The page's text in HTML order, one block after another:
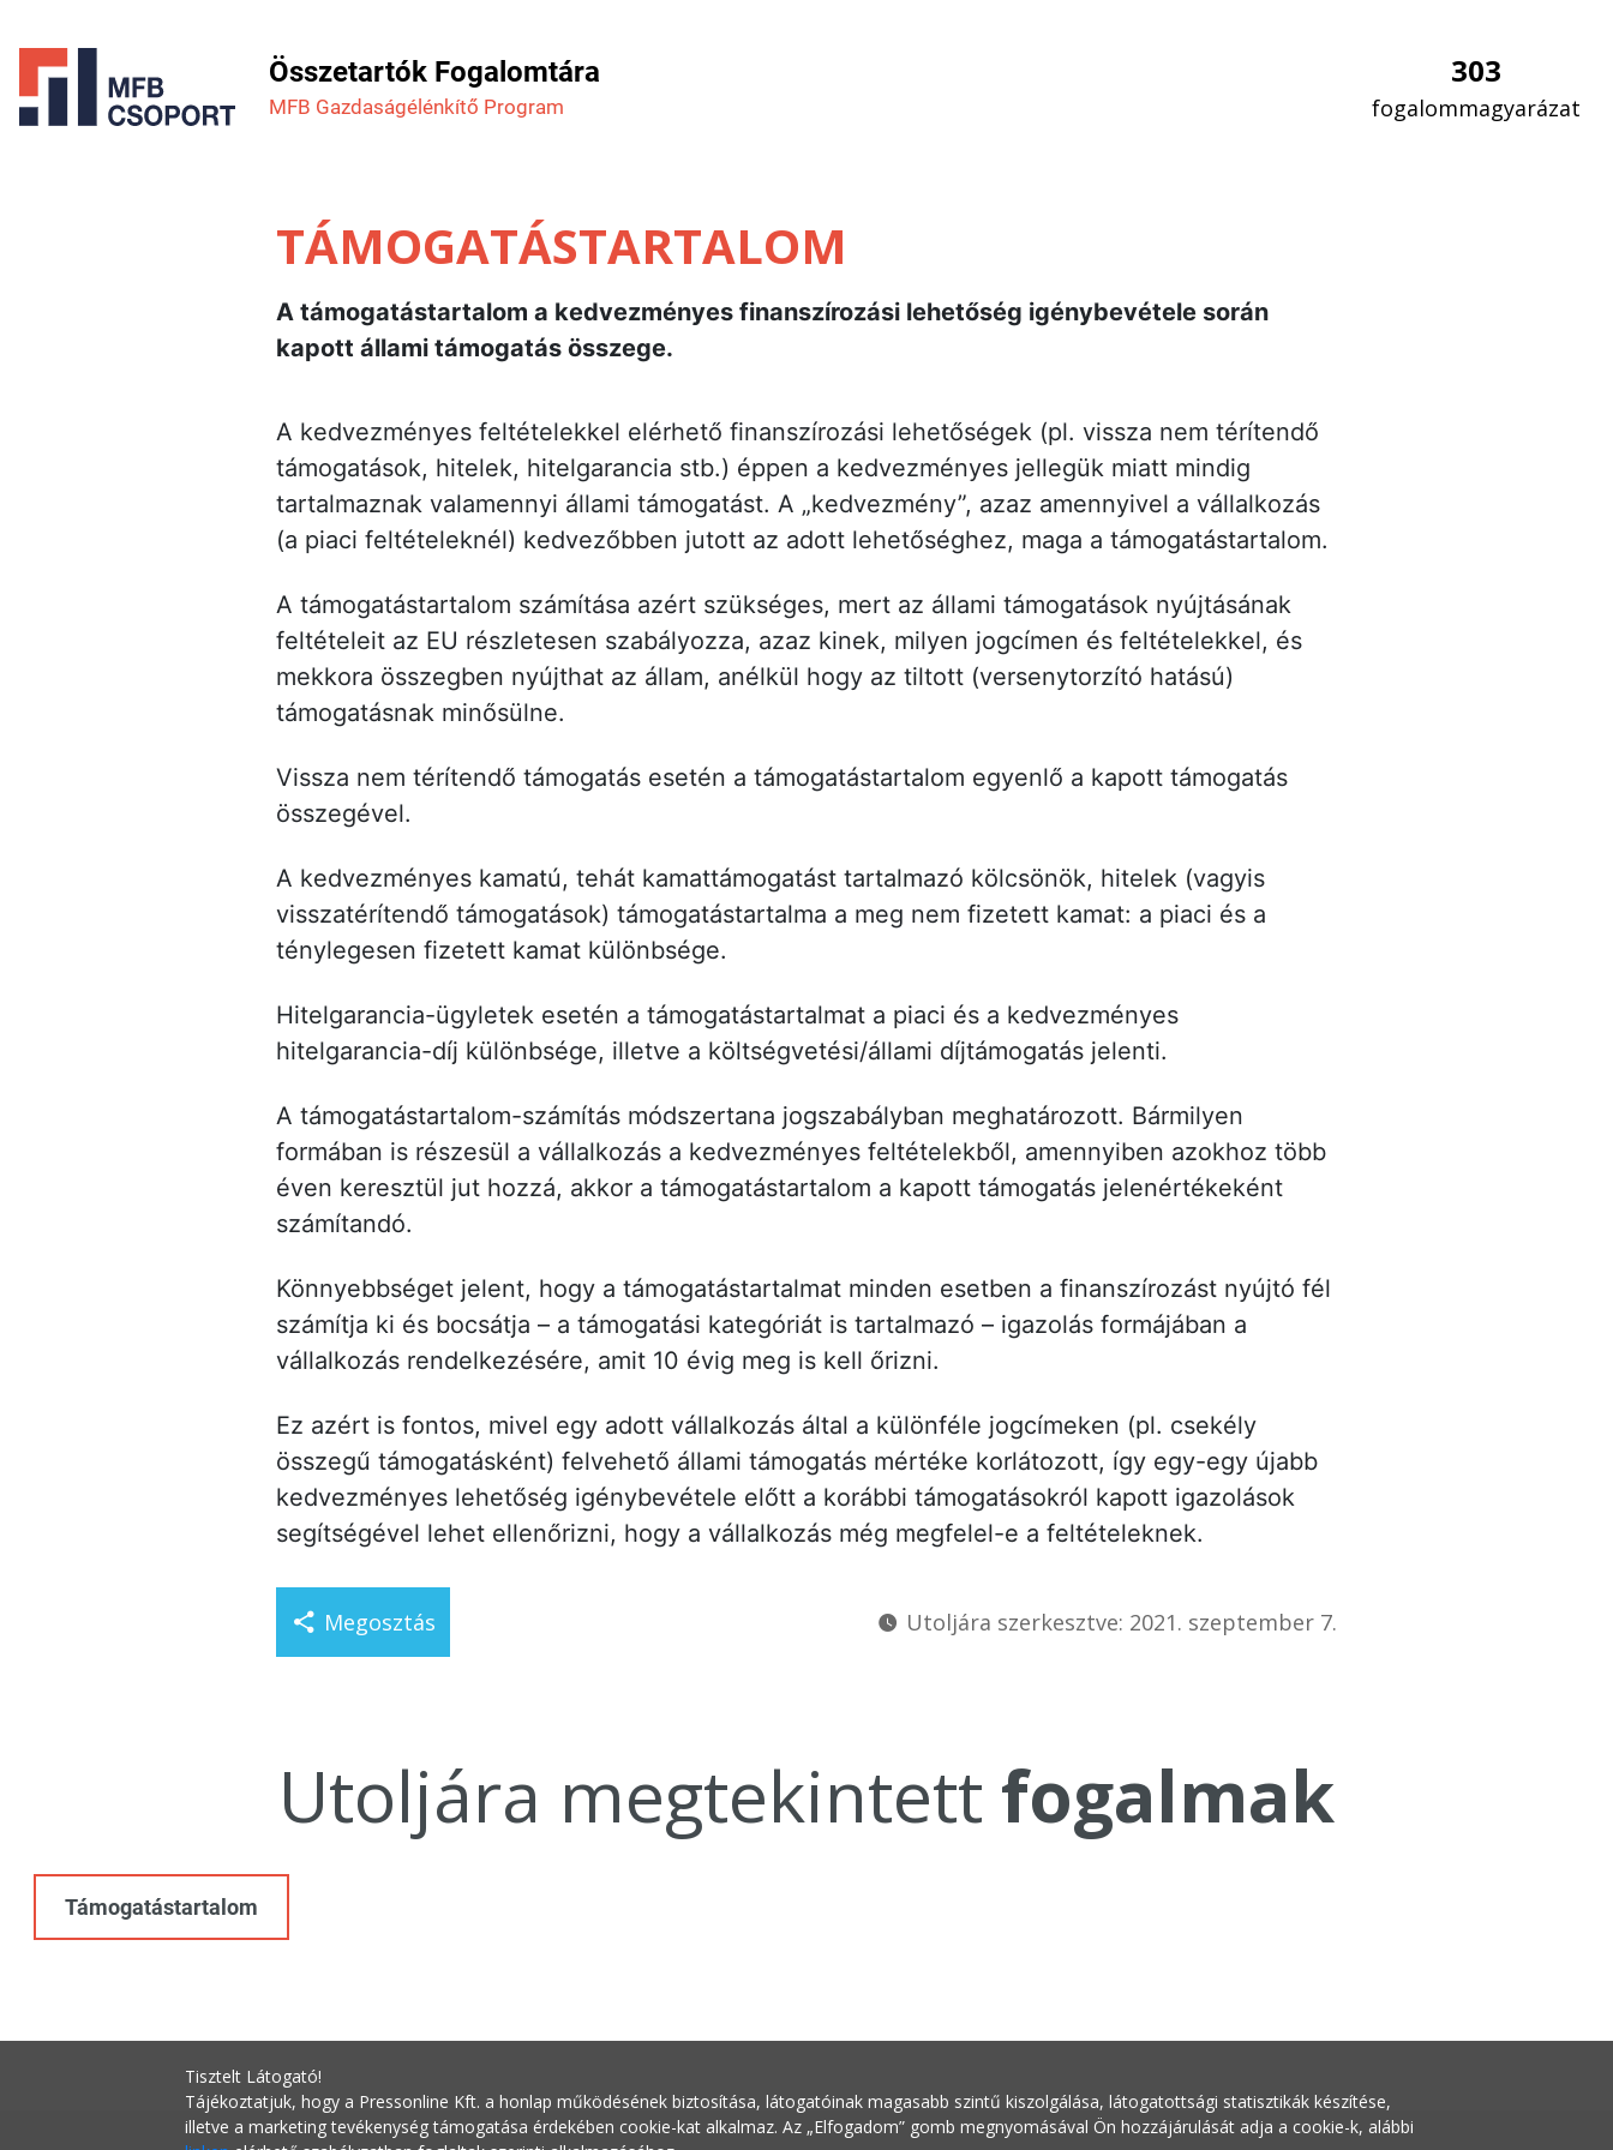
Összetartók Fogalomtára
MFB Gazdaság­élénkítő Program
303
fogalommagyarázat
TÁMOGATÁSTARTALOM
A támogatástartalom a kedvezményes finanszírozási lehetőség igénybevétele során
kapott állami támogatás összege.
A kedvezményes feltételekkel elérhető finanszírozási lehetőségek (pl. vissza nem térítendő
támogatások, hitelek, hitelgarancia stb.) éppen a kedvezményes jellegük miatt mindig
tartalmaznak valamennyi állami támogatást. A „kedvezmény”, azaz amennyivel a vállalkozás
(a piaci feltételeknél) kedvezőbben jutott az adott lehetőséghez, maga a támogatástartalom.
A támogatástartalom számítása azért szükséges, mert az állami támogatások nyújtásának
feltételeit az EU részletesen szabályozza, azaz kinek, milyen jogcímen és feltételekkel, és
mekkora összegben nyújthat az állam, anélkül hogy az tiltott (versenytorzító hatású)
támogatásnak minősülne.
Vissza nem térítendő támogatás esetén a támogatástartalom egyenlő a kapott támogatás
összegével.
A kedvezményes kamatú, tehát kamattámogatást tartalmazó kölcsönök, hitelek (vagyis
visszatérítendő támogatások) támogatástartalma a meg nem fizetett kamat: a piaci és a
ténylegesen fizetett kamat különbsége.
Hitelgarancia-ügyletek esetén a támogatástartalmat a piaci és a kedvezményes
hitelgarancia-díj különbsége, illetve a költségvetési/állami díjtámogatás jelenti.
A támogatástartalom-számítás módszertana jogszabályban meghatározott. Bármilyen
formában is részesül a vállalkozás a kedvezményes feltételekből, amennyiben azokhoz több
éven keresztül jut hozzá, akkor a támogatástartalom a kapott támogatás jelenértékeként
számítandó.
Könnyebbséget jelent, hogy a támogatástartalmat minden esetben a finanszírozást nyújtó fél
számítja ki és bocsátja – a támogatási kategóriát is tartalmazó – igazolás formájában a
vállalkozás rendelkezésére, amit 10 évig meg is kell őrizni.
Ez azért is fontos, mivel egy adott vállalkozás által a különféle jogcímeken (pl. csekély
összegű támogatásként) felvehető állami támogatás mértéke korlátozott, így egy-egy újabb
kedvezményes lehetőség igénybevétele előtt a korábbi támogatásokról kapott igazolások
segítségével lehet ellenőrizni, hogy a vállalkozás még megfelel-e a feltételeknek.
Megosztás Utoljára szerkesztve: 2021. szeptember 7.
Utoljára megtekintett fogalmak
Támogatástartalom
Tisztelt Látogató!
Tájékoztatjuk, hogy a Pressonline Kft. a honlap működésének biztosítása, látogatóinak magasabb szintű kiszolgálása, látogatottsági statisztikák készítése,
illetve a marketing tevékenység támogatása érdekében cookie-kat alkalmaz. Az „Elfogadom” gomb megnyomásával Ön hozzájárulását adja a cookie-k, alábbi